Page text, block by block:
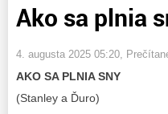
Ako sa plnia
4. augusta 2025 05:20 ,
AKO SA PLNIA SNY
(Stanley a Ďuro)